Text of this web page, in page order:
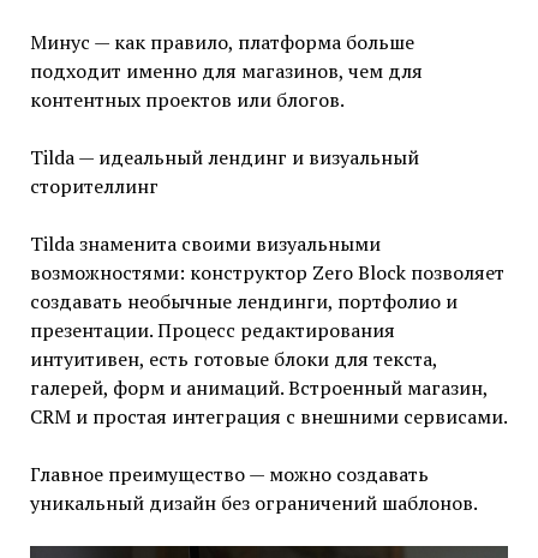
Минус — как правило, платформа больше
подходит именно для магазинов, чем для
контентных проектов или блогов.
Tilda — идеальный лендинг и визуальный
сторителлинг
Tilda знаменита своими визуальными
возможностями: конструктор Zero Block позволяет
создавать необычные лендинги, портфолио и
презентации. Процесс редактирования
интуитивен, есть готовые блоки для текста,
галерей, форм и анимаций. Встроенный магазин,
CRM и простая интеграция с внешними сервисами.
Главное преимущество — можно создавать
уникальный дизайн без ограничений шаблонов.